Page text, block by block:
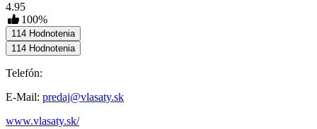
4.95
100%
114 Hodnotenia
114 Hodnotenia
Telefón:
E-Mail: predaj@vlasaty.sk
www.vlasaty.sk/